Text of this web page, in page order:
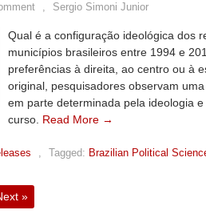
, Sergio Simoni Junior
Qual é a configuração ideológica dos
municípios brasileiros entre 1994 e
preferências à direita, ao centro ou à
original, pesquisadores observam
em parte determinada pela ideologia
curso. Read More →
, Tagged: Brazilian Political
»